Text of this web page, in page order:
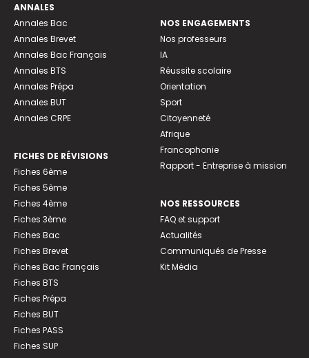
ANNALES
Annales Bac
Annales Brevet
Annales Bac Français
Annales BTS
Annales Prépa
Annales BUT
Annales CRPE
FICHES DE RÉVISIONS
Fiches 6ème
Fiches 5ème
Fiches 4ème
Fiches 3ème
Fiches Bac
Fiches Brevet
Fiches Bac Français
Fiches BTS
Fiches Prépa
Fiches BUT
Fiches PASS
Fiches SUP
NOS ENGAGEMENTS
Nos professeurs
IA
Réussite scolaire
Orientation
Sport
Citoyenneté
Afrique
Francophonie
Rapport - Entreprise à mission
NOS RESSOURCES
FAQ et support
Actualités
Communiqués de Presse
Kit Média